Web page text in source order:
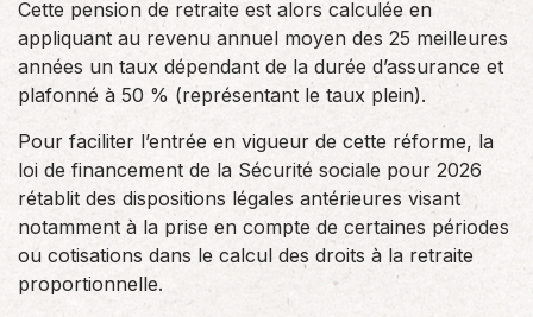
Cette pension de retraite est alors calculée en
appliquant au revenu annuel moyen des 25 meilleures
années un taux dépendant de la durée d’assurance et
plafonné à 50 % (représentant le taux plein).
Pour faciliter l’entrée en vigueur de cette réforme, la
loi de financement de la Sécurité sociale pour 2026
rétablit des dispositions légales antérieures visant
notamment à la prise en compte de certaines périodes
ou cotisations dans le calcul des droits à la retraite
proportionnelle.